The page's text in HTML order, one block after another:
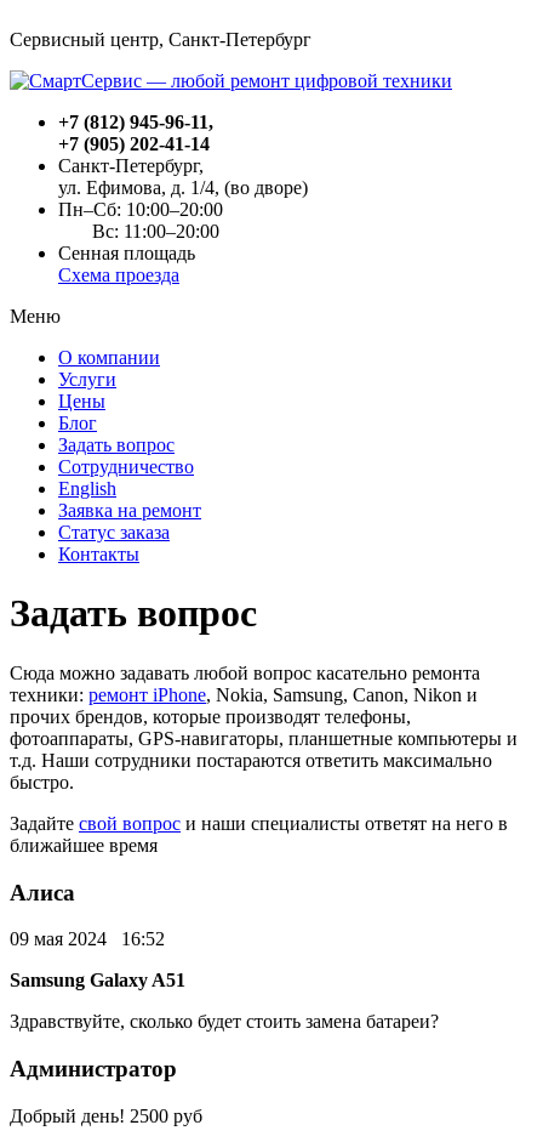
Сервисный центр, Cанкт-Петербург
+7 (812) 945-96-11,
+7 (905) 202-41-14
Санкт-Петербург,
ул. Ефимова, д. 1/4, (во дворе)
Пн–Сб: 10:00–20:00
Вс: 11:00–20:00
Сенная площадь
Схема проезда
Меню
О компании
Услуги
Цены
Блог
Задать вопрос
Сотрудничество
English
Заявка на ремонт
Статус заказа
Контакты
Задать вопрос
Сюда можно задавать любой вопрос касательно ремонта
техники: ремонт iPhone, Nokia, Samsung, Canon, Nikon и
прочих брендов, которые производят телефоны,
фотоаппараты, GPS-навигаторы, планшетные компьютеры и
т.д. Наши сотрудники постараются ответить максимально
быстро.
Задайте свой вопрос и наши специалисты ответят на него в
ближайшее время
Алиса
09 мая 2024 16:52
Samsung Galaxy A51
Здравствуйте, сколько будет стоить замена батареи?
Администратор
Добрый день! 2500 руб